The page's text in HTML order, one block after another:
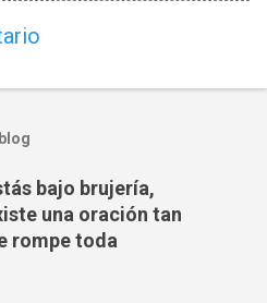
bajo brujería,
una oración tan
rompe toda